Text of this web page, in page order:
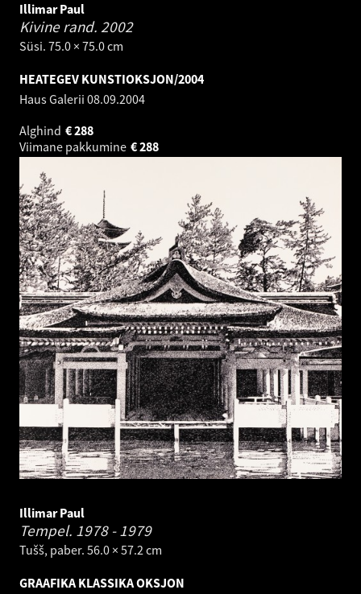
Illimar Paul
Kivine rand. 2002
Süsi. 75.0 × 75.0 cm
HEATEGEV KUNSTIOKSJON/2004
Haus Galerii 08.09.2004
Alghind
288
€
Viimane pakkumine
288
€
Illimar Paul
Tempel. 1978 - 1979
Tušš, paber. 56.0 × 57.2 cm
GRAAFIKA KLASSIKA OKSJON